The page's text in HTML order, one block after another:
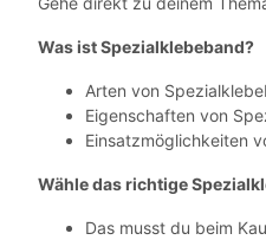
Was ist Spezialklebeband?
Arten von
Eigenschaften von
Einsatzmöglichkeiten
Wähle das richtige
Das musst du beim